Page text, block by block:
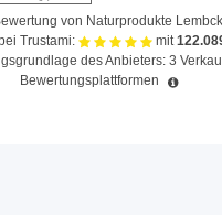
von Naturprodukte
Trustami:
mit
des Anbieters: 3
Bewertungsplattformen